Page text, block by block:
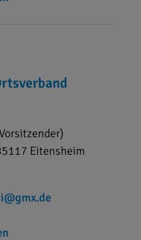
Eitensheim